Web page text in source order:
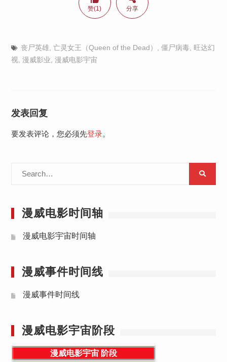
赞(1) 分享
丧尸英雄, 亡灵女王（Queen of the Dead） 僵尸病毒
旺达幻
视, 漫威影业 漫威电影宇宙
发表回复
要发表评论，您必须先登录。
漫威电影时间轴
漫威电影宇宙时间轴
漫威事件时间线
漫威事件时间线
漫威电影宇宙阶段
漫威电影宇宙 阶段